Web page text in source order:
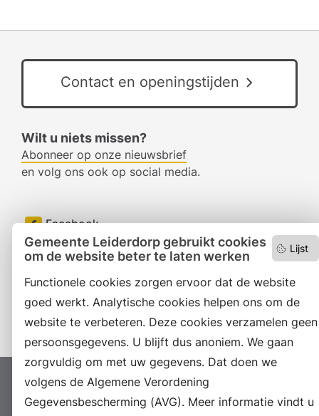
Lijst
Gemeente Leiderdorp gebruikt cookies
om de website beter te laten werken
Functionele cookies zorgen ervoor dat de website
goed werkt. Analytische cookies helpen ons om de
website te verbeteren. Deze cookies verzamelen geen
persoonsgegevens. U blijft dus anoniem. We gaan
zorgvuldig om met uw gegevens. Dat doen we
volgens de Algemene Verordening
Gegevensbescherming (AVG). Meer informatie vindt u
Contact en openingstijden
Wilt u niets missen?
Abonneer op onze nieuwsbrief
en volg ons ook op social media.
Facebook
RSS
LinkedIn
Instagram
Proclaimer Colofon
Toegankelijkheid
Sitemap
Privacyverklaring Servicenormen